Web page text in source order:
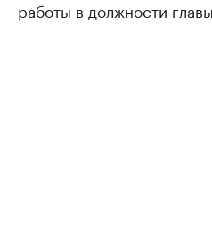
работы в должности